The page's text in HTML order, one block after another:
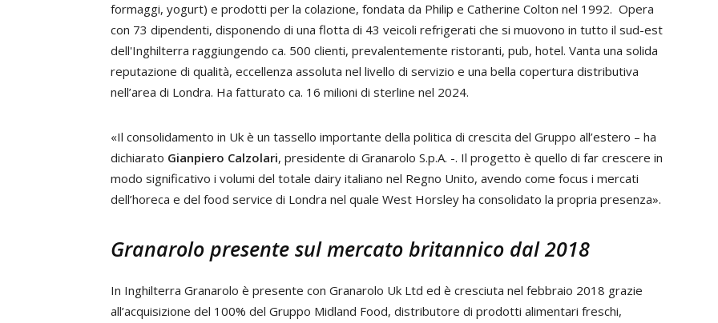
formaggi, yogurt) e prodotti per la colazione, fondata da Philip e Catherine Colton nel 1992. Opera
con 73 dipendenti, disponendo di una flotta di 43 veicoli refrigerati che si muovono in tutto il sud-est
dell'Inghilterra raggiungendo ca. 500 clienti, prevalentemente ristoranti, pub, hotel. Vanta una solida
reputazione di qualità, eccellenza assoluta nel livello di servizio e una bella copertura distributiva
nell’area di Londra. Ha fatturato ca. 16 milioni di sterline nel 2024.
«Il consolidamento in Uk è un tassello importante della politica di crescita del Gruppo all’estero – ha
dichiarato Gianpiero Calzolari, presidente di Granarolo S.p.A. -. Il progetto è quello di far crescere in
modo significativo i volumi del totale dairy italiano nel Regno Unito, avendo come focus i mercati
dell’horeca e del food service di Londra nel quale West Horsley ha consolidato la propria presenza».
Granarolo presente sul mercato britannico dal 2018
In Inghilterra Granarolo è presente con Granarolo Uk Ltd ed è cresciuta nel febbraio 2018 grazie
all’acquisizione del 100% del Gruppo Midland Food, distributore di prodotti alimentari freschi,